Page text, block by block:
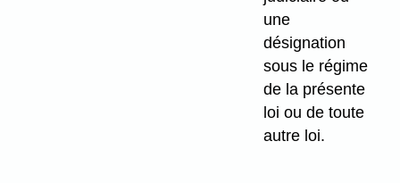
une
désignation
sous le régime
de la présente
loi ou de toute
autre loi.